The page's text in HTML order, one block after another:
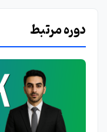
دوره مرتبط